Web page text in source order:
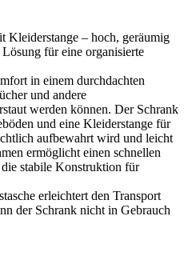
Kleiderstange – hoch, geräumig
für eine organisierte
in einem durchdachten
und andere
werden können. Der Schrank
und eine Kleiderstange für
aufbewahrt wird und leicht
ermöglicht einen schnellen
stabile Konstruktion für
erleichtert den Transport
der Schrank nicht in Gebrauch